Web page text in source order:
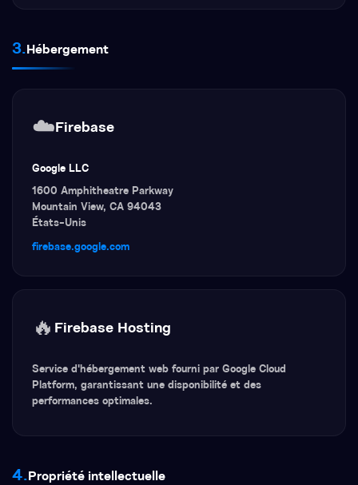
3. Hébergement
☁️ Firebase
Google LLC
1600 Amphitheatre Parkway
Mountain View, CA 94043
États-Unis
firebase.google.com
🔥 Firebase Hosting
Service d'hébergement web fourni par Google Cloud
Platform, garantissant une disponibilité et des
performances optimales.
4. Propriété intellectuelle